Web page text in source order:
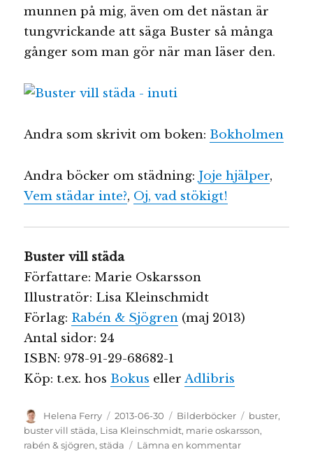
munnen på mig, även om det nästan är
tungvrickande att säga Buster så många
gånger som man gör när man läser den.
Andra som skrivit om boken: Bokholmen
Andra böcker om städning: Joje hjälper,
Vem städar inte?, Oj, vad stökigt!
Buster vill städa
Författare: Marie Oskarsson
Illustratör: Lisa Kleinschmidt
Förlag: Rabén & Sjögren (maj 2013)
Antal sidor: 24
ISBN: 978-91-29-68682-1
Köp: t.ex. hos Bokus ellerAdlibris
Författare
Helena Ferry
Publicerat
den
2013-06-30 Kategorier
Bilderböcker Etiketter
buster,
buster vill städa, Lisa Kleinschmidt, marie oskarsson,
rabén & sjögren,städa Lämna en kommentartill